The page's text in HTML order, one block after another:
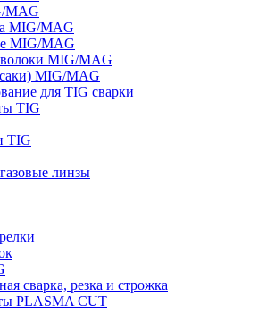
MAG
MIG/MAG
MIG/MAG
MIG/MAG
MIG/MAG
для TIG сварки
TIG
TIG
линзы
сварка, резка и строжка
PLASMA CUT